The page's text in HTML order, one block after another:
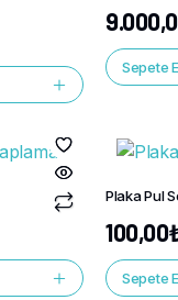
Sepete
Plaka Pul
100,00
Sepete